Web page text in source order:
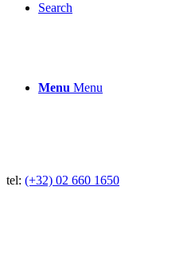
Search
Menu Menu
tel: (+32) 02 660 1650